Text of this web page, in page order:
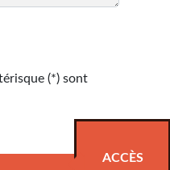
ACCÈS
(*) sont